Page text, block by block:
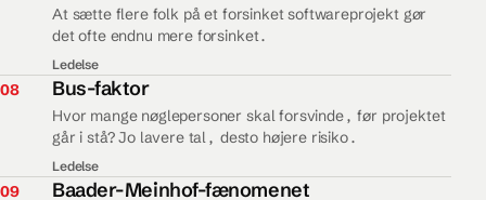
At sætte flere folk på et forsinket softwareprojekt gør
det ofte endnu mere forsinket.
Ledelse
08 08.
Bus-faktor
Hvor mange nøglepersoner skal forsvinde, før projektet
går i stå? Jo lavere tal, desto højere risiko.
Ledelse
09 09.
Baader-Meinhof-fænomenet